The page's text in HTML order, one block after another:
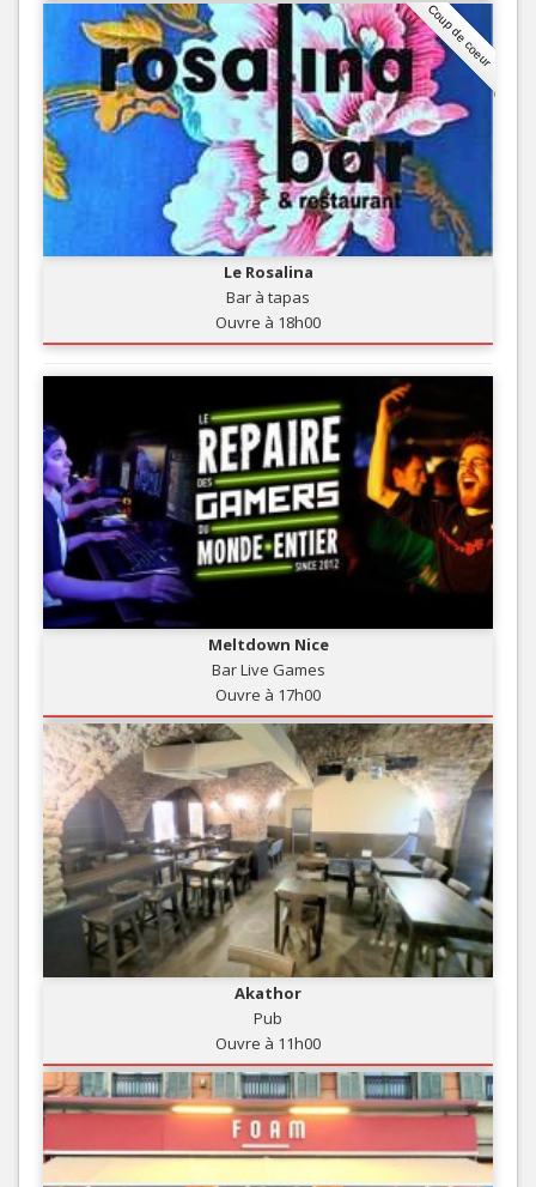
Coup de coeur
Le Rosalina
Bar à tapas
Ouvre à 18h00
Meltdown Nice
Bar Live Games
Ouvre à 17h00
Akathor
Pub
Ouvre à 11h00